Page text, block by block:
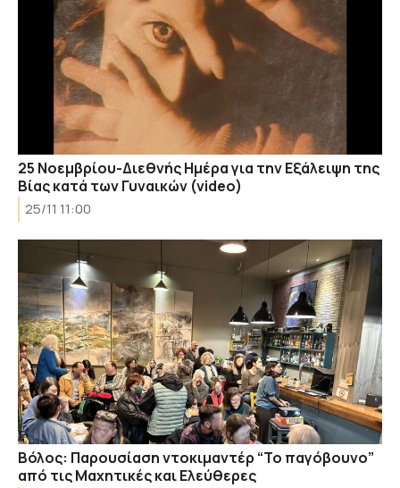
25 Νοεμβρίου-Διεθνής Ημέρα για την Εξάλειψη της
Βίας κατά των Γυναικών (video)
25/11 11:00
Βόλος: Παρουσίαση ντοκιμαντέρ “Το παγόβουνο”
από τις Μαχητικές και Ελεύθερες